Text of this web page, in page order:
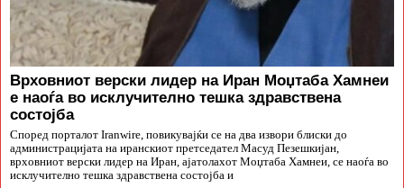
Врховниот верски лидер на Иран Моџтаба Хамнеи
е наоѓа во исклучително тешка здравствена
состојба
Според порталот Iranwire, повикувајќи се на два извори блиски до
администрацијата на иранскиот претседател Масуд Пезешкијан,
врховниот верски лидер на Иран, ајатолахот Моџтаба Хамнеи, се наоѓа во
исклучително тешка здравствена состојба и